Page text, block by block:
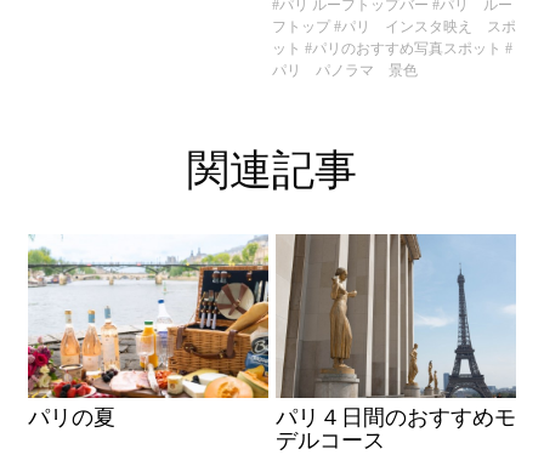
#パリ ルーフトップバー #パリ ルー
フトップ #パリ インスタ映え スポ
ット #パリのおすすめ写真スポット #
パリ パノラマ 景色
関連記事
パリの夏
パリ４日間のおすすめモ
デルコース